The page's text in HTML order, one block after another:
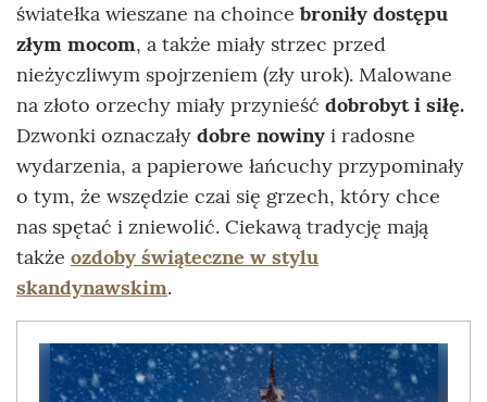
światełka wieszane na choince broniły dostępu
złym mocom, a także miały strzec przed
nieżyczliwym spojrzeniem (zły urok). Malowane
na złoto orzechy miały przynieść dobrobyt i siłę.
Dzwonki oznaczały dobre nowiny i radosne
wydarzenia, a papierowe łańcuchy przypominały
o tym, że wszędzie czai się grzech, który chce
nas spętać i zniewolić. Ciekawą tradycję mają
także ozdoby świąteczne w stylu
skandynawskim.